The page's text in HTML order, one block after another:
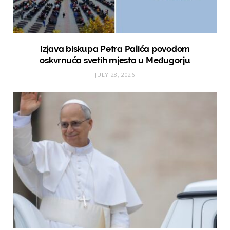
Izjava biskupa Petra Palića povodom
oskvrnuća svetih mjesta u Međugorju
JULY 28, 2026